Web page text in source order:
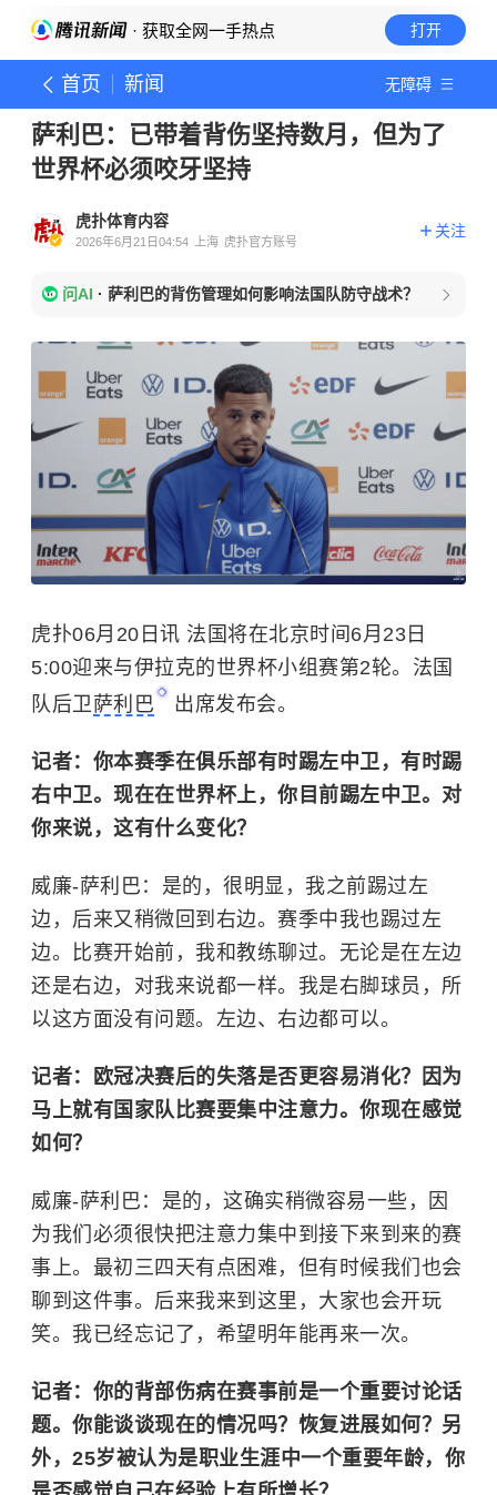
· 获取全网一手热点 打开
首页 新闻 无障碍
萨利巴：已带着背伤坚持数月，但为了
世界杯必须咬牙坚持
虎扑体育内容
2026年6月21日04:54 上海 虎扑官方账号
关注
问AI · 萨利巴的背伤管理如何影响法国队防守战术？
虎扑06月20日讯 法国将在北京时间6月23日
5:00迎来与伊拉克的世界杯小组赛第2轮。法国
队后卫 萨利巴 出席发布会。
记者：你本赛季在俱乐部有时踢左中卫，有时踢
右中卫。现在在世界杯上，你目前踢左中卫。对
你来说，这有什么变化？
威廉-萨利巴： 是的，很明显，我之前踢过左
边，后来又稍微回到右边。赛季中我也踢过左
边。比赛开始前，我和教练聊过。无论是在左边
还是右边，对我来说都一样。我是右脚球员，所
以这方面没有问题。左边、右边都可以。
记者：欧冠决赛后的失落是否更容易消化？因为
马上就有国家队比赛要集中注意力。你现在感觉
如何？
威廉-萨利巴： 是的，这确实稍微容易一些，因
为我们必须很快把注意力集中到接下来到来的赛
事上。最初三四天有点困难，但有时候我们也会
聊到这件事。后来我来到这里，大家也会开玩
笑。我已经忘记了，希望明年能再来一次。
记者：你的背部伤病在赛事前是一个重要讨论话
题。你能谈谈现在的情况吗？恢复进展如何？另
外，25岁被认为是职业生涯中一个重要年龄，你